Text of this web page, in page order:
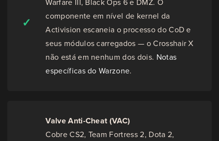
✓
componente em nível de kernel da
Activision escaneia o processo do CoD e
seus módulos carregados — o Crosshair X
não está em nenhum dos dois. Notas
específicas do Warzone.
Valve Anti-Cheat (VAC)
Cobre CS2, Team Fortress 2, Dota 2,